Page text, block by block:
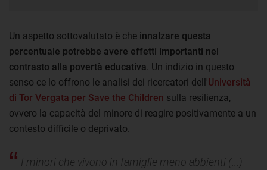
Un aspetto sottovalutato è che innalzare questa
percentuale potrebbe avere effetti importanti nel
contrasto alla povertà educativa . Un indizio in questo
senso ce lo offrono le analisi dei ricercatori dell'Università
di Tor Vergata per Save the Children sulla resilienza,
ovvero la capacità del minore di reagire positivamente a un
contesto difficile o deprivato.
I minori che vivono in famiglie meno abbienti (...)